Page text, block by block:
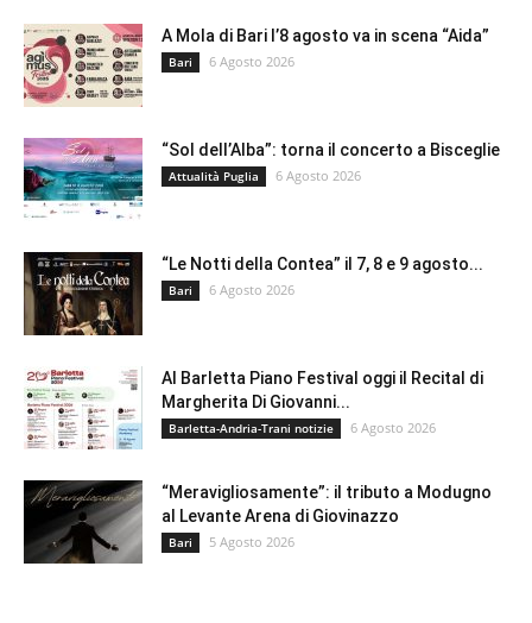
A Mola di Bari l’8 agosto va in scena “Aida”
Bari 6 Agosto 2026
“Sol dell’Alba”: torna il concerto a Bisceglie
Attualità Puglia 6 Agosto 2026
“Le Notti della Contea” il 7, 8 e 9 agosto...
Bari 6 Agosto 2026
Al Barletta Piano Festival oggi il Recital di
Margherita Di Giovanni...
Barletta-Andria-Trani notizie 6 Agosto 2026
“Meravigliosamente”: il tributo a Modugno
al Levante Arena di Giovinazzo
Bari 5 Agosto 2026